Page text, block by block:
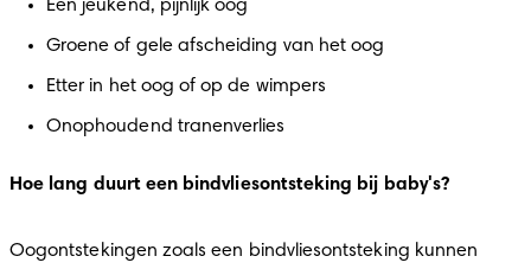
Een jeukend, pijnlijk oog
Groene of gele afscheiding van het oog
Etter in het oog of op de wimpers
Onophoudend tranenverlies
Hoe lang duurt een bindvliesontsteking bij baby's?
Oogontstekingen zoals een bindvliesontsteking kunnen